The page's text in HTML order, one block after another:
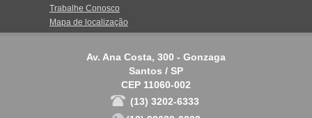
Trabalhe Conosco
Mapa de localização
Av. Ana Costa, 300 - Gonzaga
Santos / SP
CEP 11060-002
(13) 3202-6333